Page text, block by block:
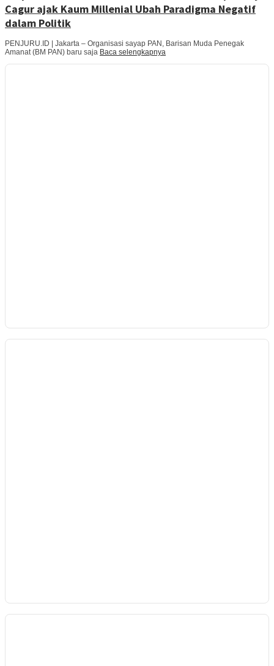
Cagur ajak Kaum Millenial Ubah Paradigma Negatif
dalam Politik
PENJURU.ID | Jakarta – Organisasi sayap PAN, Barisan Muda Penegak
Amanat (BM PAN) baru saja Baca selengkapnya